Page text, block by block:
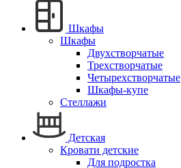
Шкафы
Шкафы
Двухстворчатые
Трехстворчатые
Четырехстворчатые
Шкафы-купе
Стеллажи
Детская
Кровати детские
Для подростка